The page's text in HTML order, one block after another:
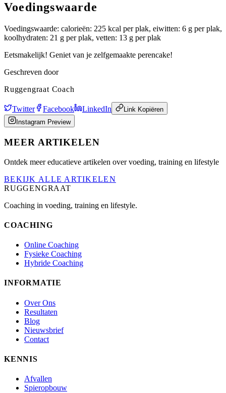
Voedingswaarde
Voedingswaarde: calorieën: 225 kcal per plak, eiwitten: 6 g per plak,
koolhydraten: 21 g per plak, vetten: 13 g per plak
Eetsmakelijk! Geniet van je zelfgemaakte perencake!
Geschreven door
Ruggengraat Coach
Twitter Facebook LinkedIn
Link Kopiëren
Instagram Preview
MEER ARTIKELEN
Ontdek meer educatieve artikelen over voeding, training en lifestyle
BEKIJK ALLE ARTIKELEN
RUGGENGRAAT
Coaching in voeding, training en lifestyle.
COACHING
Online Coaching
Fysieke Coaching
Hybride Coaching
INFORMATIE
Over Ons
Resultaten
Blog
Nieuwsbrief
Contact
KENNIS
Afvallen
Spieropbouw